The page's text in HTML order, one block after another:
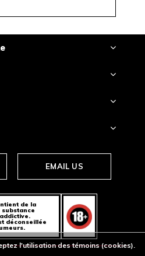
EMAIL US
de la
substance
déconseillée
l'utilisation des témoins (cookies).